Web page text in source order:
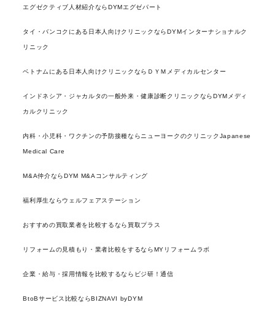
エグゼクティブ人材紹介ならDYMエグゼパート
タイ・バンコクにある日本人向けクリニックならDYMインターナショナルク
リニック
ベトナムにある日本人向けクリニックならＤＹＭメディカルセンター
インドネシア・ジャカルタの一般外来・健康診断クリニックならDYMメディ
カルクリニック
内科・小児科・ワクチンの予防接種ならニューヨークのクリニックJapanese
Medical Care
M&A仲介ならDYM M&Aコンサルティング
福利厚生ならウェルフェアステーション
おすすめの買取業者を比較するなら買取プラス
リフォームの見積もり・業者比較をするならMYリフォームラボ
企業・給与・採用情報を比較するならビジ研！通信
BtoBサービス比較ならBIZNAVI byDYM